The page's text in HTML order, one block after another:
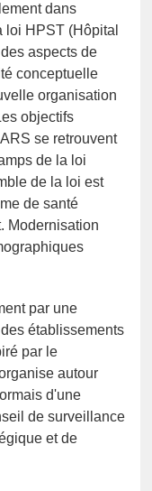
dans
loi HPST (Hôpital
aspects de
conceptuelle
organisation
objectifs
se retrouvent
de la loi
de la loi est
de santé
Modernisation
par une
établissements
par le
autour
d'une
de surveillance
et de